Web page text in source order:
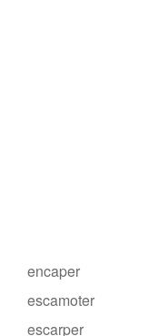
encaper
escamoter
escarper